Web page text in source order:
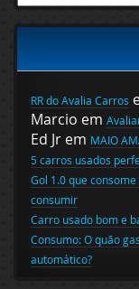
RR do Avalia Carros
Marcio em
Ed Jr em MAIO
5 carros usados
Gol 1.0 que
consumir
Carro usado bom e
Consumo: O quão
automático?